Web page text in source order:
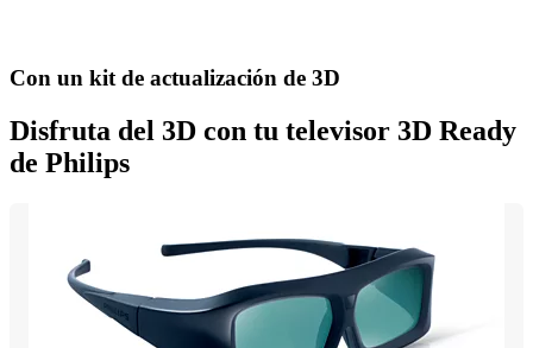
Con un kit de actualización de 3D
Disfruta del 3D con tu televisor 3D Ready
de Philips